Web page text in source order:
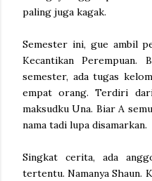
paling juga kagak.
Semester ini, gue ambil
Kecantikan Perempuan.
semester, ada tugas
empat orang. Terdiri
maksudku Una. Biar A
nama tadi lupa disamarkan.
Singkat cerita, ada
tertentu. Namanya Shaun.